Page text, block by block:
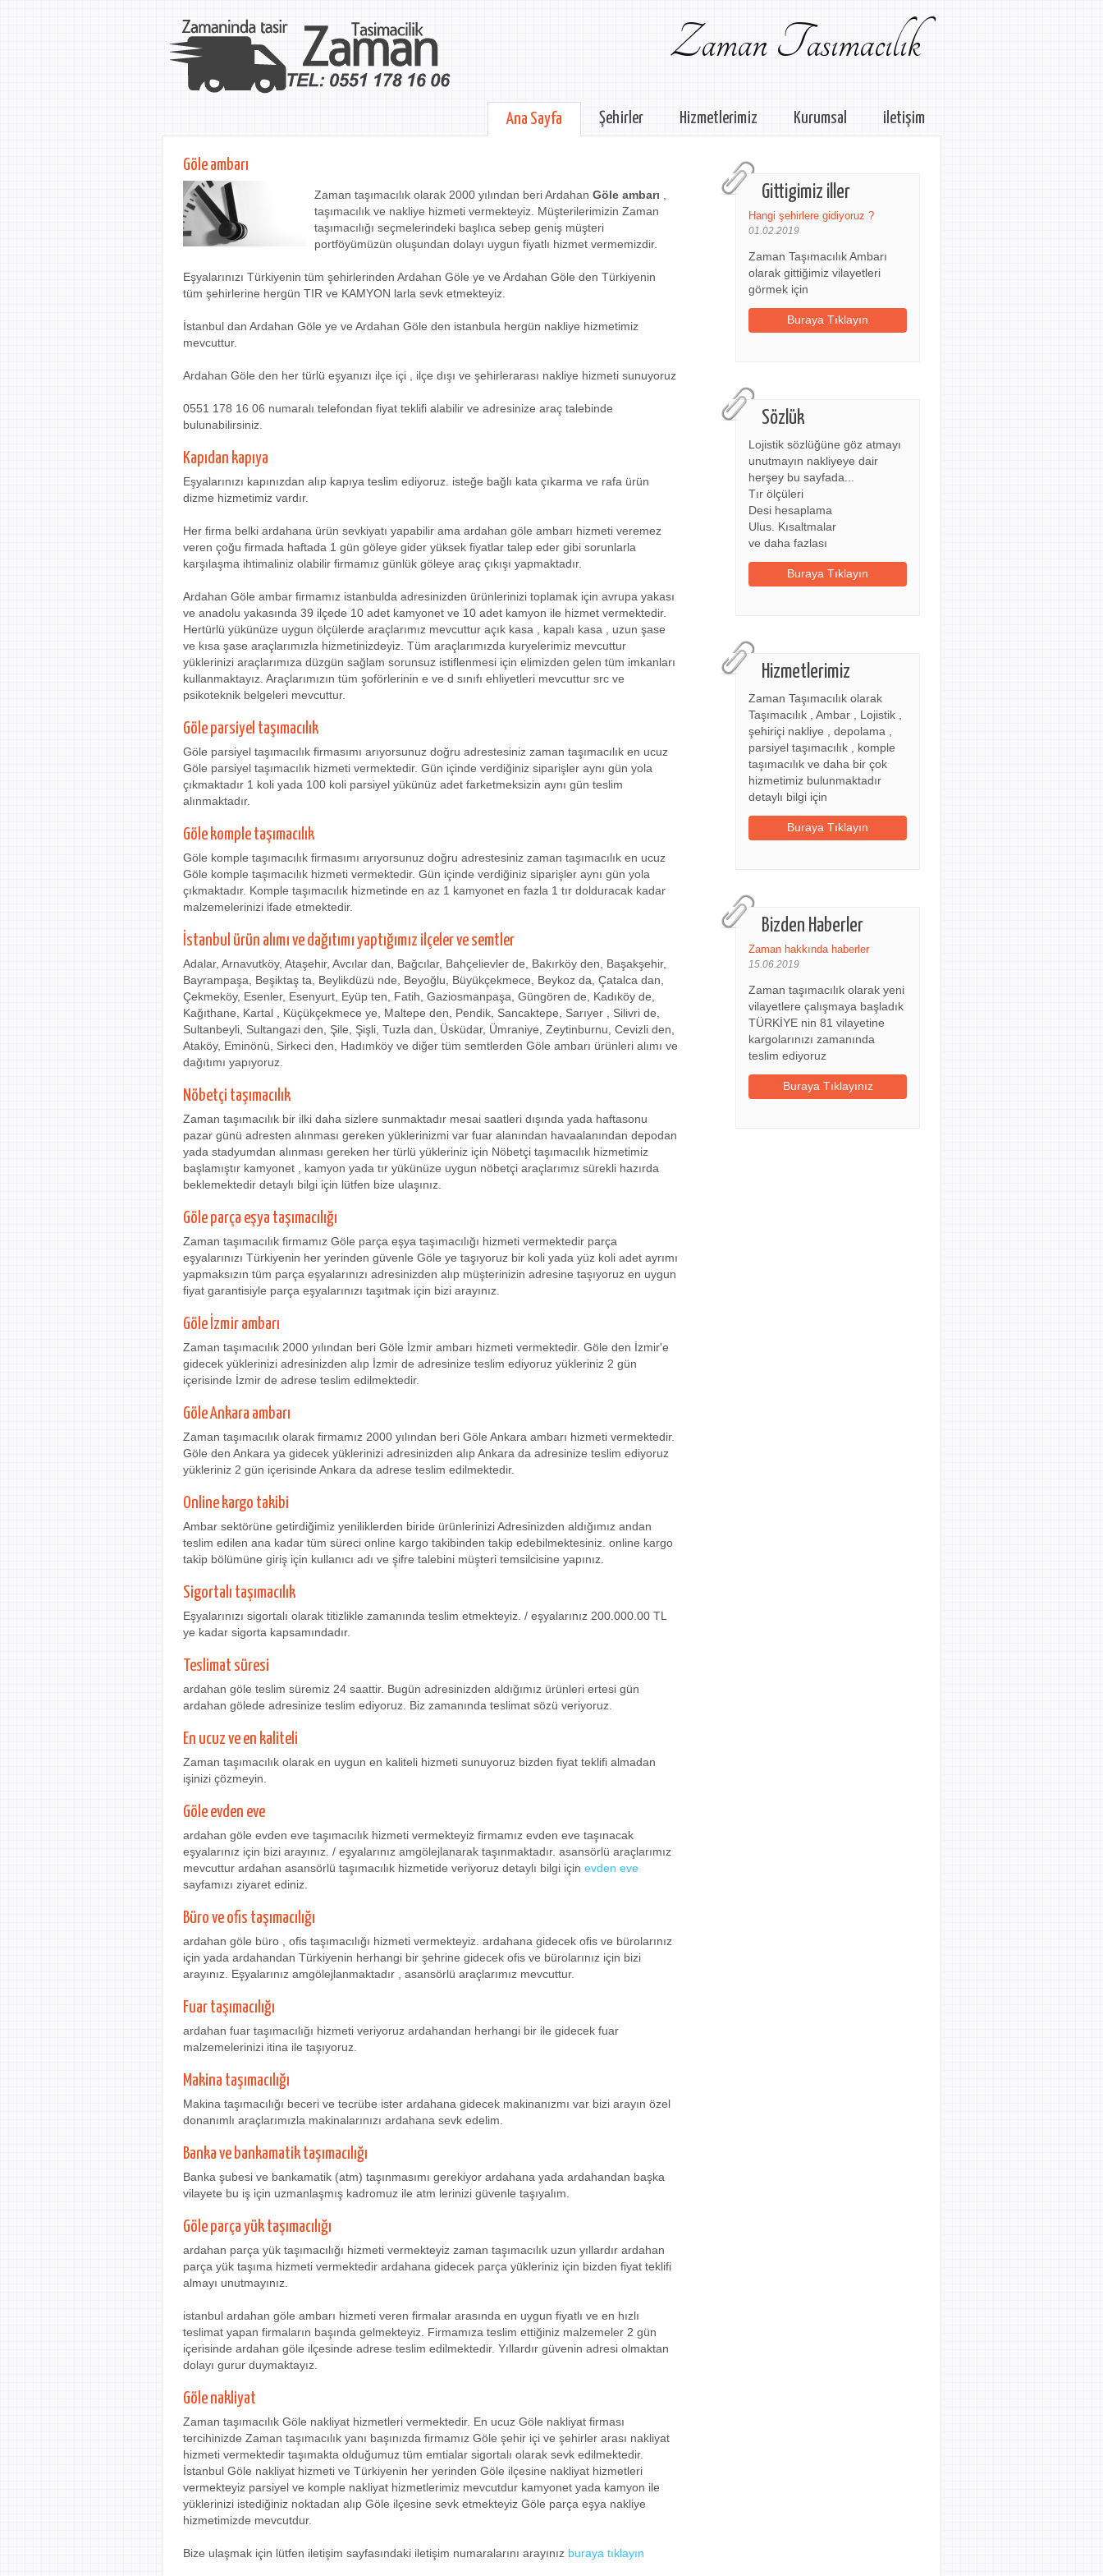
Zaman Tasımacılık
Ana Sayfa Şehirler Hizmetlerimiz Kurumsal iletişim
Gittigimiz iller
Hangi şehirlere gidiyoruz ?
01.02.2019
Zaman Taşımacılık Ambarı
olarak gittiğimiz vilayetleri
görmek için
Buraya Tıklayın
Sözlük
Lojistik sözlüğüne göz atmayı
unutmayın nakliyeye dair
herşey bu sayfada...
Tır ölçüleri
Desi hesaplama
Ulus. Kısaltmalar
ve daha fazlası
Buraya Tıklayın
Hizmetlerimiz
Zaman Taşımacılık olarak
Taşımacılık , Ambar , Lojistik ,
şehiriçi nakliye , depolama ,
parsiyel taşımacılık , komple
taşımacılık ve daha bir çok
hizmetimiz bulunmaktadır
detaylı bilgi için
Buraya Tıklayın
Bizden Haberler
Zaman hakkında haberler
15.06.2019
Zaman taşımacılık olarak yeni
vilayetlere çalışmaya başladık
TÜRKİYE nin 81 vilayetine
kargolarınızı zamanında
teslim ediyoruz
Buraya Tıklayınız
Göle ambarı
Zaman taşımacılık olarak 2000 yılından beri Ardahan Göle ambarı ,
taşımacılık ve nakliye hizmeti vermekteyiz. Müşterilerimizin Zaman
taşımacılığı seçmelerindeki başlıca sebep geniş müşteri
portföyümüzün oluşundan dolayı uygun fiyatlı hizmet vermemizdir.
Eşyalarınızı Türkiyenin tüm şehirlerinden Ardahan Göle ye ve Ardahan Göle den Türkiyenin
tüm şehirlerine hergün TIR ve KAMYON larla sevk etmekteyiz.
İstanbul dan Ardahan Göle ye ve Ardahan Göle den istanbula hergün nakliye hizmetimiz
mevcuttur.
Ardahan Göle den her türlü eşyanızı ilçe içi , ilçe dışı ve şehirlerarası nakliye hizmeti sunuyoruz
0551 178 16 06 numaralı telefondan fiyat teklifi alabilir ve adresinize araç talebinde
bulunabilirsiniz.
Kapıdan kapıya
Eşyalarınızı kapınızdan alıp kapıya teslim ediyoruz. isteğe bağlı kata çıkarma ve rafa ürün
dizme hizmetimiz vardır.
Her firma belki ardahana ürün sevkiyatı yapabilir ama ardahan göle ambarı hizmeti veremez
veren çoğu firmada haftada 1 gün göleye gider yüksek fiyatlar talep eder gibi sorunlarla
karşılaşma ihtimaliniz olabilir firmamız günlük göleye araç çıkışı yapmaktadır.
Ardahan Göle ambar firmamız istanbulda adresinizden ürünlerinizi toplamak için avrupa yakası
ve anadolu yakasında 39 ilçede 10 adet kamyonet ve 10 adet kamyon ile hizmet vermektedir.
Hertürlü yükünüze uygun ölçülerde araçlarımız mevcuttur açık kasa , kapalı kasa , uzun şase
ve kısa şase araçlarımızla hizmetinizdeyiz. Tüm araçlarımızda kuryelerimiz mevcuttur
yüklerinizi araçlarımıza düzgün sağlam sorunsuz istiflenmesi için elimizden gelen tüm imkanları
kullanmaktayız. Araçlarımızın tüm şoförlerinin e ve d sınıfı ehliyetleri mevcuttur src ve
psikoteknik belgeleri mevcuttur.
Göle parsiyel taşımacılık
Göle parsiyel taşımacılık firmasımı arıyorsunuz doğru adrestesiniz zaman taşımacılık en ucuz
Göle parsiyel taşımacılık hizmeti vermektedir. Gün içinde verdiğiniz siparişler aynı gün yola
çıkmaktadır 1 koli yada 100 koli parsiyel yükünüz adet farketmeksizin aynı gün teslim
alınmaktadır.
Göle komple taşımacılık
Göle komple taşımacılık firmasımı arıyorsunuz doğru adrestesiniz zaman taşımacılık en ucuz
Göle komple taşımacılık hizmeti vermektedir. Gün içinde verdiğiniz siparişler aynı gün yola
çıkmaktadır. Komple taşımacılık hizmetinde en az 1 kamyonet en fazla 1 tır dolduracak kadar
malzemelerinizi ifade etmektedir.
İstanbul ürün alımı ve dağıtımı yaptığımız ilçeler ve semtler
Adalar, Arnavutköy, Ataşehir, Avcılar dan, Bağcılar, Bahçelievler de, Bakırköy den, Başakşehir,
Bayrampaşa, Beşiktaş ta, Beylikdüzü nde, Beyoğlu, Büyükçekmece, Beykoz da, Çatalca dan,
Çekmeköy, Esenler, Esenyurt, Eyüp ten, Fatih, Gaziosmanpaşa, Güngören de, Kadıköy de,
Kağıthane, Kartal , Küçükçekmece ye, Maltepe den, Pendik, Sancaktepe, Sarıyer , Silivri de,
Sultanbeyli, Sultangazi den, Şile, Şişli, Tuzla dan, Üsküdar, Ümraniye, Zeytinburnu, Cevizli den,
Ataköy, Eminönü, Sirkeci den, Hadımköy ve diğer tüm semtlerden Göle ambarı ürünleri alımı ve
dağıtımı yapıyoruz.
Nöbetçi taşımacılık
Zaman taşımacılık bir ilki daha sizlere sunmaktadır mesai saatleri dışında yada haftasonu
pazar günü adresten alınması gereken yüklerinizmi var fuar alanından havaalanından depodan
yada stadyumdan alınması gereken her türlü yükleriniz için Nöbetçi taşımacılık hizmetimiz
başlamıştır kamyonet , kamyon yada tır yükünüze uygun nöbetçi araçlarımız sürekli hazırda
beklemektedir detaylı bilgi için lütfen bize ulaşınız.
Göle parça eşya taşımacılığı
Zaman taşımacılık firmamız Göle parça eşya taşımacılığı hizmeti vermektedir parça
eşyalarınızı Türkiyenin her yerinden güvenle Göle ye taşıyoruz bir koli yada yüz koli adet ayrımı
yapmaksızın tüm parça eşyalarınızı adresinizden alıp müşterinizin adresine taşıyoruz en uygun
fiyat garantisiyle parça eşyalarınızı taşıtmak için bizi arayınız.
Göle İzmir ambarı
Zaman taşımacılık 2000 yılından beri Göle İzmir ambarı hizmeti vermektedir. Göle den İzmir'e
gidecek yüklerinizi adresinizden alıp İzmir de adresinize teslim ediyoruz yükleriniz 2 gün
içerisinde İzmir de adrese teslim edilmektedir.
Göle Ankara ambarı
Zaman taşımacılık olarak firmamız 2000 yılından beri Göle Ankara ambarı hizmeti vermektedir.
Göle den Ankara ya gidecek yüklerinizi adresinizden alıp Ankara da adresinize teslim ediyoruz
yükleriniz 2 gün içerisinde Ankara da adrese teslim edilmektedir.
Online kargo takibi
Ambar sektörüne getirdiğimiz yeniliklerden biride ürünlerinizi Adresinizden aldığımız andan
teslim edilen ana kadar tüm süreci online kargo takibinden takip edebilmektesiniz. online kargo
takip bölümüne giriş için kullanıcı adı ve şifre talebini müşteri temsilcisine yapınız.
Sigortalı taşımacılık
Eşyalarınızı sigortalı olarak titizlikle zamanında teslim etmekteyiz. / eşyalarınız 200.000.00 TL
ye kadar sigorta kapsamındadır.
Teslimat süresi
ardahan göle teslim süremiz 24 saattir. Bugün adresinizden aldığımız ürünleri ertesi gün
ardahan gölede adresinize teslim ediyoruz. Biz zamanında teslimat sözü veriyoruz.
En ucuz ve en kaliteli
Zaman taşımacılık olarak en uygun en kaliteli hizmeti sunuyoruz bizden fiyat teklifi almadan
işinizi çözmeyin.
Göle evden eve
ardahan göle evden eve taşımacılık hizmeti vermekteyiz firmamız evden eve taşınacak
eşyalarınız için bizi arayınız. / eşyalarınız amgölejlanarak taşınmaktadır. asansörlü araçlarımız
mevcuttur ardahan asansörlü taşımacılık hizmetide veriyoruz detaylı bilgi için evden eve
sayfamızı ziyaret ediniz.
Büro ve ofis taşımacılığı
ardahan göle büro , ofis taşımacılığı hizmeti vermekteyiz. ardahana gidecek ofis ve bürolarınız
için yada ardahandan Türkiyenin herhangi bir şehrine gidecek ofis ve bürolarınız için bizi
arayınız. Eşyalarınız amgölejlanmaktadır , asansörlü araçlarımız mevcuttur.
Fuar taşımacılığı
ardahan fuar taşımacılığı hizmeti veriyoruz ardahandan herhangi bir ile gidecek fuar
malzemelerinizi itina ile taşıyoruz.
Makina taşımacılığı
Makina taşımacılığı beceri ve tecrübe ister ardahana gidecek makinanızmı var bizi arayın özel
donanımlı araçlarımızla makinalarınızı ardahana sevk edelim.
Banka ve bankamatik taşımacılığı
Banka şubesi ve bankamatik (atm) taşınmasımı gerekiyor ardahana yada ardahandan başka
vilayete bu iş için uzmanlaşmış kadromuz ile atm lerinizi güvenle taşıyalım.
Göle parça yük taşımacılığı
ardahan parça yük taşımacılığı hizmeti vermekteyiz zaman taşımacılık uzun yıllardır ardahan
parça yük taşıma hizmeti vermektedir ardahana gidecek parça yükleriniz için bizden fiyat teklifi
almayı unutmayınız.
istanbul ardahan göle ambarı hizmeti veren firmalar arasında en uygun fiyatlı ve en hızlı
teslimat yapan firmaların başında gelmekteyiz. Firmamıza teslim ettiğiniz malzemeler 2 gün
içerisinde ardahan göle ilçesinde adrese teslim edilmektedir. Yıllardır güvenin adresi olmaktan
dolayı gurur duymaktayız.
Göle nakliyat
Zaman taşımacılık Göle nakliyat hizmetleri vermektedir. En ucuz Göle nakliyat firması
tercihinizde Zaman taşımacılık yanı başınızda firmamız Göle şehir içi ve şehirler arası nakliyat
hizmeti vermektedir taşımakta olduğumuz tüm emtialar sigortalı olarak sevk edilmektedir.
İstanbul Göle nakliyat hizmeti ve Türkiyenin her yerinden Göle ilçesine nakliyat hizmetleri
vermekteyiz parsiyel ve komple nakliyat hizmetlerimiz mevcutdur kamyonet yada kamyon ile
yüklerinizi istediğiniz noktadan alıp Göle ilçesine sevk etmekteyiz Göle parça eşya nakliye
hizmetimizde mevcutdur.
Bize ulaşmak için lütfen iletişim sayfasındaki iletişim numaralarını arayınız buraya tıklayın